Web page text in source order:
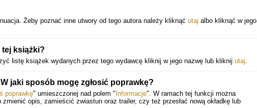
Żeby poznać inne utwory od tego autora należy kliknąć utaj albo kliknąć w jego
książki?
listę książek wydanych przez tego wydawcę kliknij w jego nazwę lub kliknij utaj.
jaki sposób mogę zgłosić poprawkę?
poprawkę" umieszczonej nad polem " Informacje". W ramach tej funkcji można
opis, zamieścić zwiastun oraz trailer, czy też przesłać nową okładkę lub